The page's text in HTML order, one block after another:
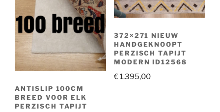
ANTISLIP 100CM
BREED VOOR ELK
PERZISCH TAPIJT
372×271 NIEUW
HANDGEKNOOPT
PERZISCH TAPIJT
MODERN ID12568
€1.395,00